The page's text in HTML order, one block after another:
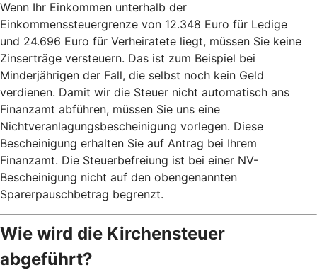
Wenn Ihr Einkommen unterhalb der
Einkommenssteuergrenze von 12.348 Euro für Ledige
und 24.696 Euro für Verheiratete liegt, müssen Sie keine
Zinserträge versteuern. Das ist zum Beispiel bei
Minderjährigen der Fall, die selbst noch kein Geld
verdienen. Damit wir die Steuer nicht automatisch ans
Finanzamt abführen, müssen Sie uns eine
Nichtveranlagungsbescheinigung vorlegen. Diese
Bescheinigung erhalten Sie auf Antrag bei Ihrem
Finanzamt. Die Steuerbefreiung ist bei einer NV-
Bescheinigung nicht auf den obengenannten
Sparerpauschbetrag begrenzt.
Wie wird die Kirchensteuer
abgeführt?